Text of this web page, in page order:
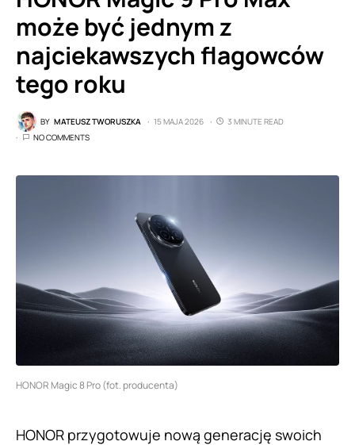
może być jednym z
najciekawszych flagowców
tego roku
BY MATEUSZ TWORUSZKA 15 MAJA 2026
3 MINUTE READ
NO COMMENTS
HONOR Magic 8 Pro (fot. producenta)
HONOR przygotowuje nową generację swoich